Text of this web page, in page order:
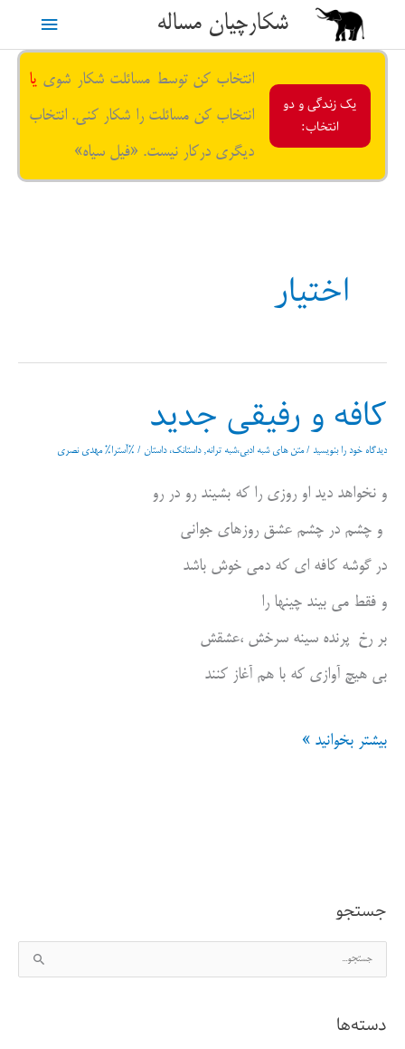
محتوا
شکارچیان مساله
فهرست
یک زندگی و دو
انتخاب:
انتخاب کن توسط مسائلت شکار شوی یا
انتخاب کن مسائلت را شکار کنی. انتخاب
دیگری درکار نیست. «فیل سیاه»
اختیار
کافه و رفیقی جدید
دیدگاه‌ خود را بنویسید /متن های شبه ادبی،شبه ترانه,داستانک، داستان / %آسترا% مهدی نصری
و نخواهد دید او روزی را که بشیند رو در رو
و چشم در چشم عشق روزهای جوانی
در گوشه کافه ای که دمی خوش باشد
و فقط می بیند چینها را
بر رخ پرنده سینه سرخش ،عشقش
بی هیچ آوازی که با هم آغاز کنند
کافه
بیشتر بخوانید »
جستجو
س
ج
دسته‌ها